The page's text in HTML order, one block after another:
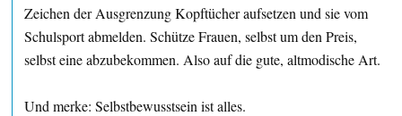
Zeichen der Ausgrenzung Kopftücher aufsetzen und sie vom
Schulsport abmelden. Schütze Frauen, selbst um den Preis,
selbst eine abzubekommen. Also auf die gute, altmodische Art.
Und merke: Selbstbewusstsein ist alles.